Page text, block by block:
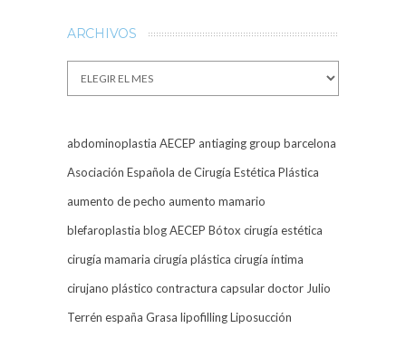
ARCHIVOS
Archivos
abdominoplastia AECEP antiaging group barcelona
Asociación Española de Cirugía Estética Plástica
aumento de pecho aumento mamario
blefaroplastia blog AECEP Bótox cirugía estética
cirugía mamaria cirugía plástica cirugía íntima
cirujano plástico contractura capsulardoctor Julio
Terrén españa Grasa lipofillingLiposucción